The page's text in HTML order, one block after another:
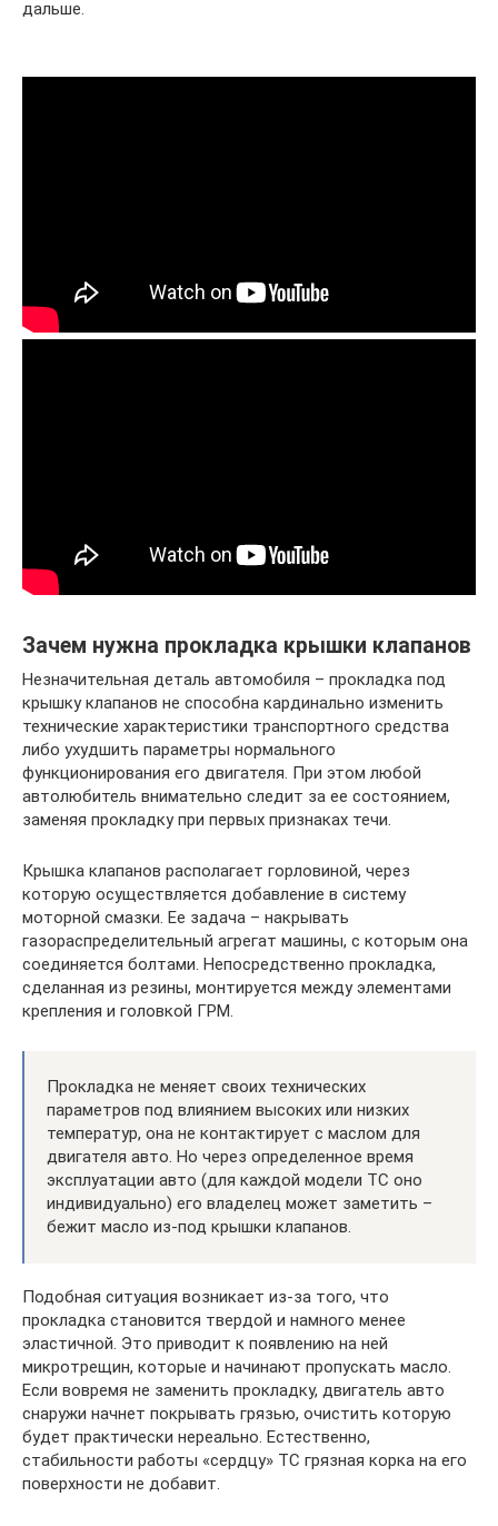
дальше.
Зачем нужна прокладка крышки клапанов
Незначительная деталь автомобиля – прокладка под
крышку клапанов не способна кардинально изменить
технические характеристики транспортного средства
либо ухудшить параметры нормального
функционирования его двигателя. При этом любой
автолюбитель внимательно следит за ее состоянием,
заменяя прокладку при первых признаках течи.
Крышка клапанов располагает горловиной, через
которую осуществляется добавление в систему
моторной смазки. Ее задача – накрывать
газораспределительный агрегат машины, с которым она
соединяется болтами. Непосредственно прокладка,
сделанная из резины, монтируется между элементами
крепления и головкой ГРМ.
Прокладка не меняет своих технических
параметров под влиянием высоких или низких
температур, она не контактирует с маслом для
двигателя авто. Но через определенное время
эксплуатации авто (для каждой модели ТС оно
индивидуально) его владелец может заметить –
бежит масло из-под крышки клапанов.
Подобная ситуация возникает из-за того, что
прокладка становится твердой и намного менее
эластичной. Это приводит к появлению на ней
микротрещин, которые и начинают пропускать масло.
Если вовремя не заменить прокладку, двигатель авто
снаружи начнет покрывать грязью, очистить которую
будет практически нереально. Естественно,
стабильности работы «сердцу» ТС грязная корка на его
поверхности не добавит.